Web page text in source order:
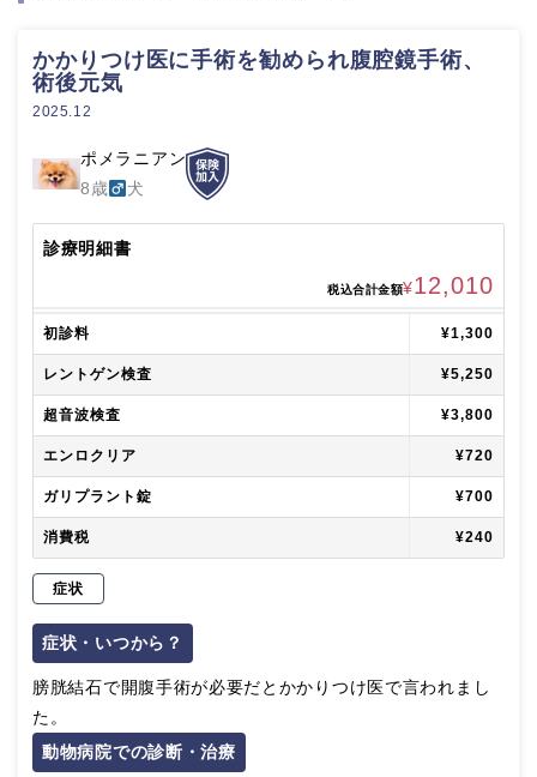
かかりつけ医に手術を勧められ腹腔鏡手術、
術後元気
2025.12
ポメラニアン
8歳
犬
診療明細書
税込合計金額¥12,010
初診料 ¥1,300
レントゲン検査 ¥5,250
超音波検査 ¥3,800
エンロクリア ¥720
ガリプラント錠 ¥700
消費税 ¥240
症状
症状・いつから？
膀胱結石で開腹手術が必要だとかかりつけ医で言われまし
た。
動物病院での診断・治療